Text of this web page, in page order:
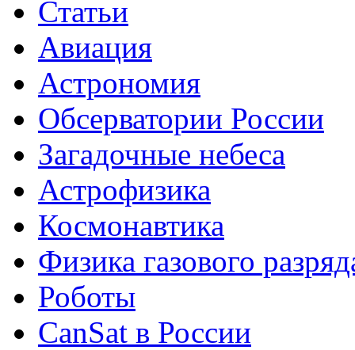
Статьи
Авиация
Астрономия
Обсерватории России
Загадочные небеса
Астрофизика
Космонавтика
Физика газового
Роботы
CanSat в России